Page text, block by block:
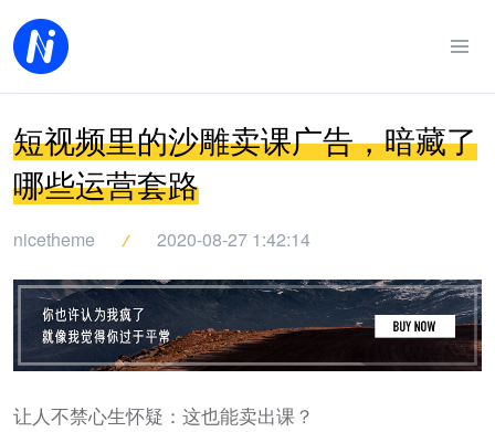
短视频里的沙雕卖课广告，暗藏了
哪些运营套路
nicetheme 2020-08-27 1:42:14
让人不禁心生怀疑：这也能卖出课？